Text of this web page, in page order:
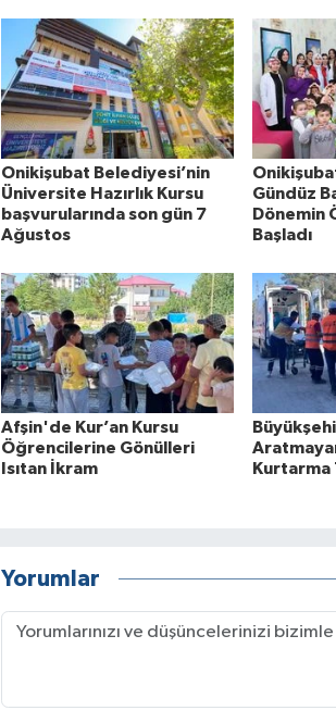
Onikişubat Belediyesi’nin
Üniversite Hazırlık Kursu
başvurularında son gün 7
Ağustos
Gündüz
Dönemin
Başladı
Afşin'de Kur’an Kursu
Öğrencilerine Gönülleri
Isıtan İkram
Kurtarma
Yorumlar